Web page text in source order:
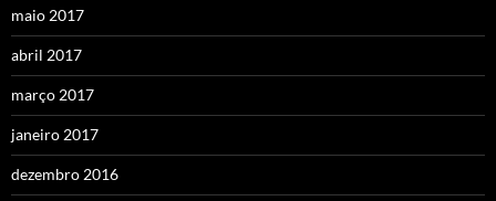
maio 2017
abril 2017
março 2017
janeiro 2017
dezembro 2016